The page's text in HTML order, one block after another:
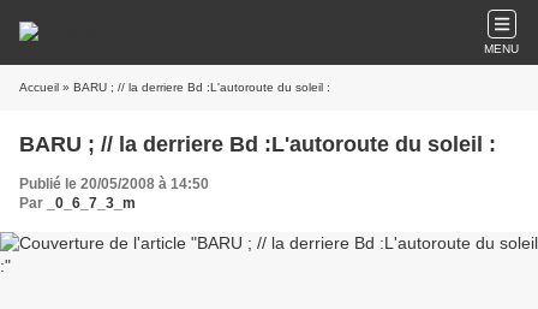
MENU
Accueil » BARU ; // la derriere Bd :L'autoroute du soleil :
BARU ; // la derriere Bd :L'autoroute du soleil :
Publié le 20/05/2008 à 14:50
Par
_0_6_7_3_m